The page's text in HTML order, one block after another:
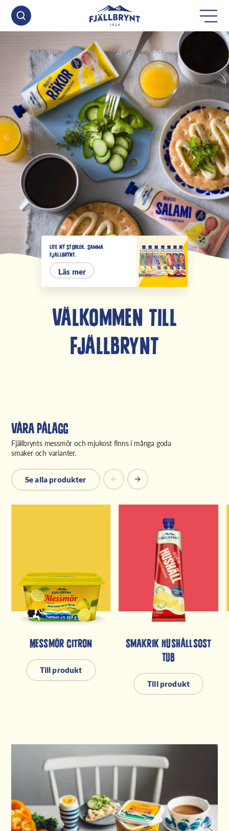
Välkommen till
Fjällbrynt
Lite ny storlek. Samma
Fjällbrynt.
Läs mer
Våra pålägg
Fjällbrynts messmör och mjukost finns i många goda
smaker och varianter.
Se alla produkter
Messmör Citron
Till produkt
Smakrik Hushållsost
Tub
Till produkt